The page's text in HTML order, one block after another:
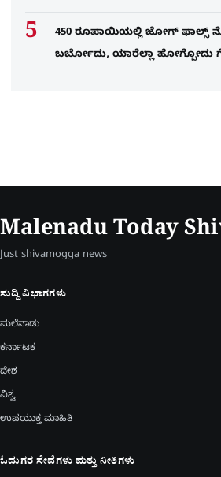
450 ರೂಪಾಯಿಯಲ್ಲಿ ಜೋಗ್​ ಫಾಲ್ಸ್​
ಬರ್ಬೋದು, ಯಾರೆಲ್ಲಾ ಹೋಗ್ಬೋದು
Malenadu Today
Just shivamogga news
ಸುದ್ದಿ ವಿಭಾಗಗಳು
ಮಲೆನಾಡು
ಕರ್ನಾಟಕ
ದೇಶ
ವಿಶ್ವ
ಉಪಯುಕ್ತ ಮಾಹಿತಿ
ಓದುಗರ ಸೇವೆಗಳು ಮತ್ತು ನೀತಿಗಳು